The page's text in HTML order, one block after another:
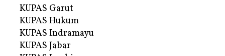
KUPAS Garut
KUPAS Hukum
KUPAS Indramayu
KUPAS Jabar